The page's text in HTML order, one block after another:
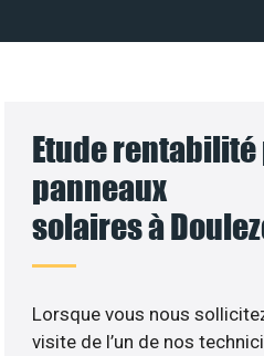
Etude rentabilité
panneaux
solaires à
Lorsque vous nous
visite de l’un de nos